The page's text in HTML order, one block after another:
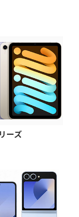
ーズ